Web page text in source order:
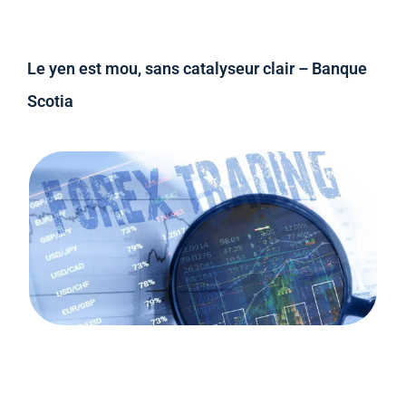
Le yen est mou, sans catalyseur clair – Banque
Scotia